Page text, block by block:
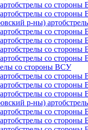
со
со
р-ны)
со
со
со
со
со стороны ВСУ
со
со
со
р-ны)
со
со